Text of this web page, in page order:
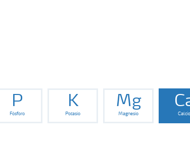
P
Fósforo
K
Potasio
Mg
Magnesio Calcio